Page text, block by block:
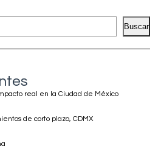
Buscar
real en la Ciudad de México
de corto plazo, CDMX